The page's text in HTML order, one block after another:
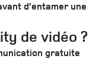
d’entamer une
de vidéo ?
gratuite